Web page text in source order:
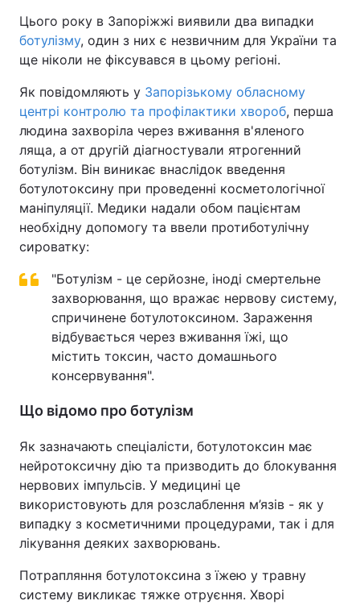
Цього року в Запоріжжі виявили два випадки
ботулізму, один з них є незвичним для України та
ще ніколи не фіксувався в цьому регіоні.
Як повідомляють у Запорізькому обласному
центрі контролю та профілактики хвороб, перша
людина захворіла через вживання в'яленого
ляща, а от другій діагностували ятрогенний
ботулізм. Він виникає внаслідок введення
ботулотоксину при проведенні косметологічної
маніпуляції. Медики надали обом пацієнтам
необхідну допомогу та ввели протиботулічну
сироватку:
"Ботулізм - це серйозне, іноді смертельне
захворювання, що вражає нервову систему,
спричинене ботулотоксином. Зараження
відбувається через вживання їжі, що
містить токсин, часто домашнього
консервування".
Що відомо про ботулізм
Як зазначають спеціалісти, ботулотоксин має
нейротоксичну дію та призводить до блокування
нервових імпульсів. У медицині це
використовують для розслаблення м’язів - як у
випадку з косметичними процедурами, так і для
лікування деяких захворювань.
Потрапляння ботулотоксина з їжею у травну
систему викликає тяжке отруєння. Хворі